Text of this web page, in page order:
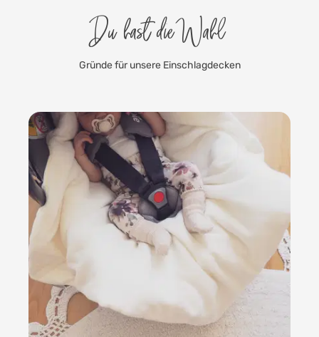
Du hast die Wahl
Gründe für unsere Einschlagdecken